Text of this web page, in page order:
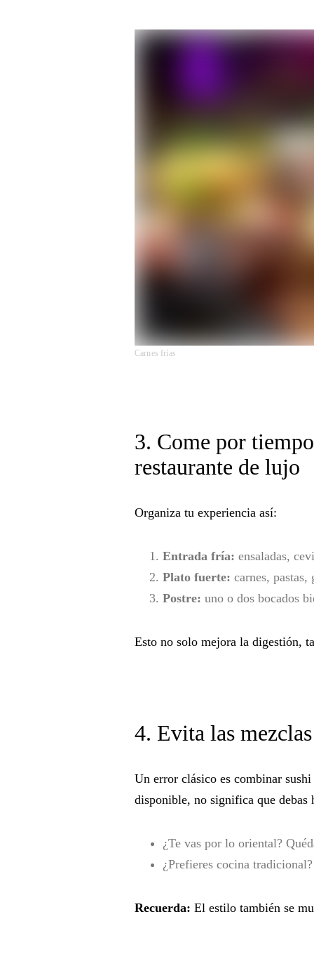
Carnes frías
3. Come por
restaurante de lujo
Organiza tu experiencia así:
Entrada fría: ensaladas,
Plato fuerte: carnes,
Postre: uno o dos bocados
Esto no solo mejora la digestión,
4. Evita las
Un error clásico es combinar
disponible, no significa que
¿Te vas por lo oriental?
¿Prefieres cocina
Recuerda: El estilo también se